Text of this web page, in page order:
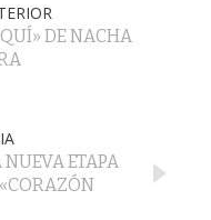
DE NACHA
ETAPA